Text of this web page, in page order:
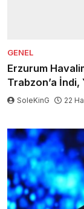
GENEL
Erzurum
Trabzon’a İndi,
SoleKinG 22